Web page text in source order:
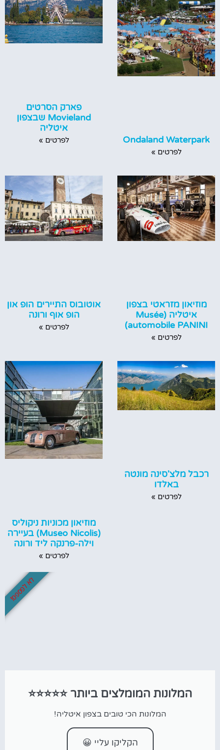
Ondaland Waterpark
לפרטים »
פארק הסרטים
Movieland שבצפון
איטליה
לפרטים »
מוזיאון מזראטי בצפון
איטליה (Musée
automobile PANINI)
לפרטים »
אוטובוס התיירים הופ און
הופ אוף ורונה
לפרטים »
רכבל מלצ'סינה מונטה
באלדו
לפרטים »
מוזיאון מכוניות ניקוליס
(Museo Nicolis) בעיירה
וילה-פרנקה ליד ורונה
לפרטים »
המלונות המומלצים ביותר ⭐⭐⭐⭐⭐
המלונות הכי טובים בצפון איטליה!
הקליקו עליי 😀
לא לפספס!